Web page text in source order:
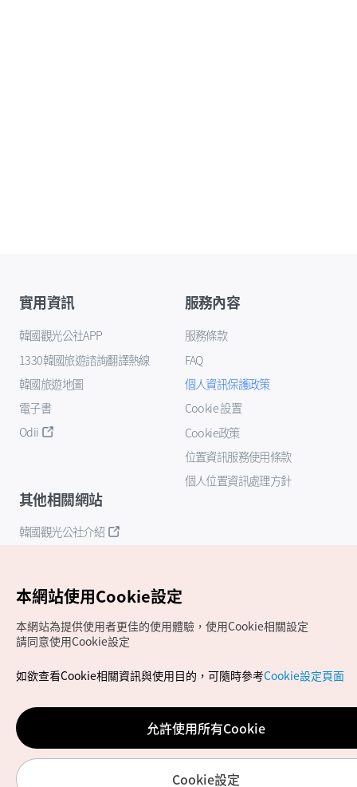
實用資訊
韓國觀光公社APP
1330韓國旅遊諮詢翻譯熱線
韓國旅遊地圖
電子書
Odii
服務內容
服務條款
FAQ
個人資訊保護政策
Cookie 設置
Cookie政策
位置資訊服務使用條款
個人位置資訊處理方針
其他相關網站
韓國觀光公社介紹
Copyrights (c) 韓國觀光公社版權所有
如有相關疑問或建議，歡迎來信至官方信箱
chinese_big5@knto.or.kr
本網站使用Cookie設定
本網站為提供使用者更佳的使用體驗，使用Cookie相關設定
請同意使用Cookie設定
如欲查看Cookie相關資訊與使用目的，可隨時參考Cookie設定頁面
允許使用所有Cookie
Cookie設定